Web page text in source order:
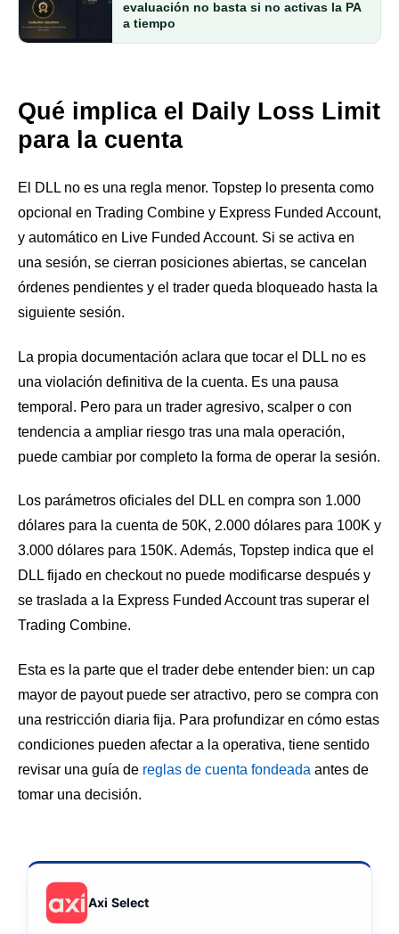
evaluación no basta si no activas la PA
a tiempo
Qué implica el Daily Loss Limit
para la cuenta
El DLL no es una regla menor. Topstep lo presenta como
opcional en Trading Combine y Express Funded Account,
y automático en Live Funded Account. Si se activa en
una sesión, se cierran posiciones abiertas, se cancelan
órdenes pendientes y el trader queda bloqueado hasta la
siguiente sesión.
La propia documentación aclara que tocar el DLL no es
una violación definitiva de la cuenta. Es una pausa
temporal. Pero para un trader agresivo, scalper o con
tendencia a ampliar riesgo tras una mala operación,
puede cambiar por completo la forma de operar la sesión.
Los parámetros oficiales del DLL en compra son 1.000
dólares para la cuenta de 50K, 2.000 dólares para 100K y
3.000 dólares para 150K. Además, Topstep indica que el
DLL fijado en checkout no puede modificarse después y
se traslada a la Express Funded Account tras superar el
Trading Combine.
Esta es la parte que el trader debe entender bien: un cap
mayor de payout puede ser atractivo, pero se compra con
una restricción diaria fija. Para profundizar en cómo estas
condiciones pueden afectar a la operativa, tiene sentido
revisar una guía de reglas de cuenta fondeada antes de
tomar una decisión.
Axi Select